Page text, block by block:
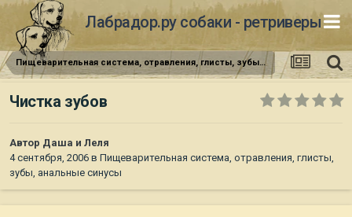
Лабрадор.ру собаки - ретриверы
Пищеварительная система, отравления, глисты, зубы, анальные синусы
Чистка зубов
Автор Даша и Леля
4 сентября, 2006 в Пищеварительная система, отравления, глисты,
зубы, анальные синусы